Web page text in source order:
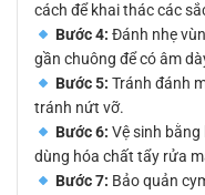
cách để khai thác các
Bước 4: Đánh nhẹ
gần chuông để có âm
Bước 5: Tránh đánh
tránh nứt vỡ.
Bước 6: Vệ sinh
dùng hóa chất tẩy rửa
Bước 7: Bảo quản